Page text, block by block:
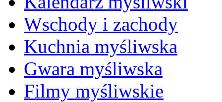
Wschody i zachody
Kuchnia myśliwska
Gwara myśliwska
Filmy myśliwskie